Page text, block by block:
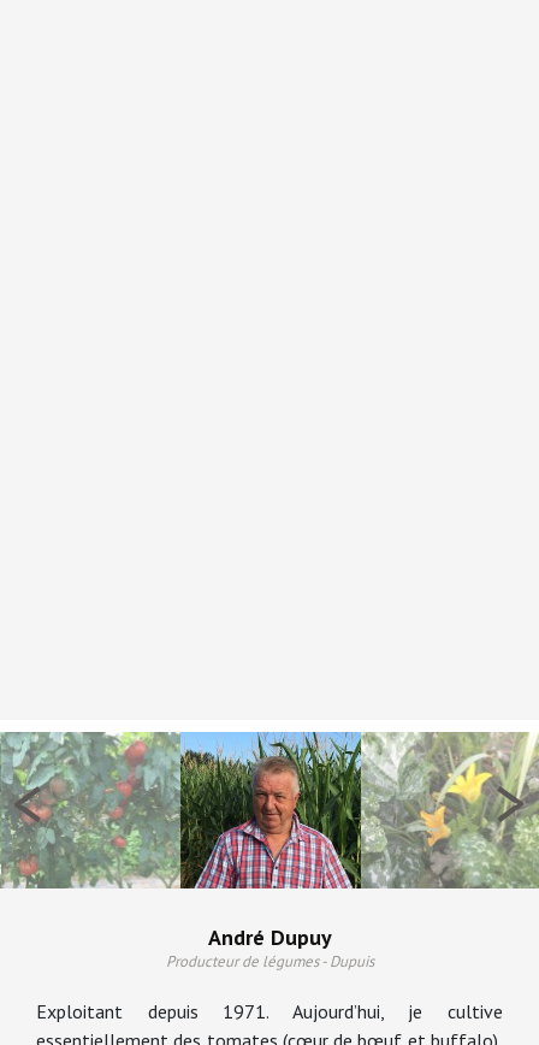
< >
André Dupuy
Producteur de légumes - Dupuis
Exploitant depuis 1971. Aujourd’hui, je cultive